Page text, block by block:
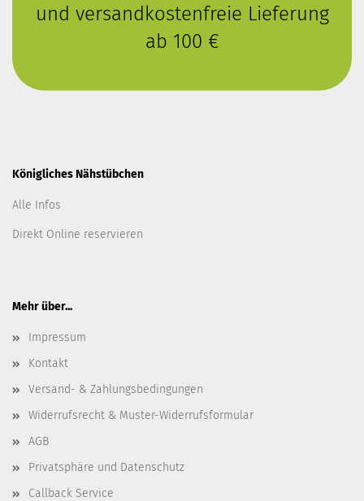
und versandkostenfreie Lieferung
ab 100 €
Königliches Nähstübchen
Alle Infos
Direkt Online reservieren
Mehr über...
Impressum
Kontakt
Versand- & Zahlungsbedingungen
Widerrufsrecht & Muster-Widerrufsformular
AGB
Privatsphäre und Datenschutz
Callback Service